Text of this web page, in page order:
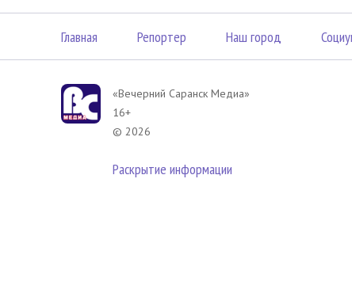
Главная Репортер Наш город
«Вечерний Саранск Mедиа»
16+
© 2026
Раскрытие информации